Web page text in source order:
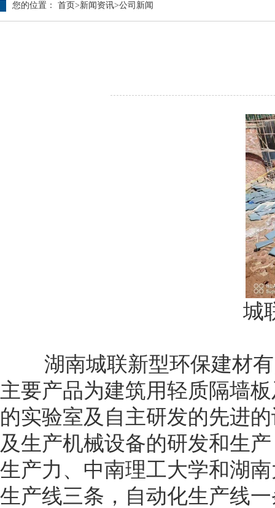
您的位置： 首页>新闻资讯>公司新闻
城
湖南城联新型环保建材有
主要产品为建筑用轻质隔墙
的实验室及自主研发的先进
及生产机械设备的研发和生
生产力、中南理工大学和湖
生产线三条，自动化生产线